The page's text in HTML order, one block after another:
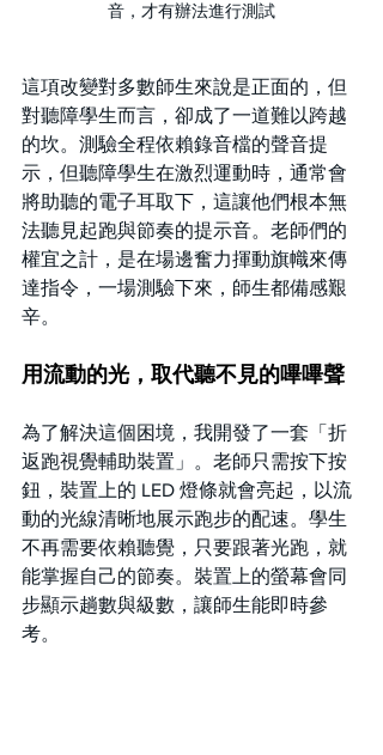
音，才有辦法進行測試
這項改變對多數師生來說是正面的，但
對聽障學生而言，卻成了一道難以跨越
的坎。測驗全程依賴錄音檔的聲音提
示，但聽障學生在激烈運動時，通常會
將助聽的電子耳取下，這讓他們根本無
法聽見起跑與節奏的提示音。老師們的
權宜之計，是在場邊奮力揮動旗幟來傳
達指令，一場測驗下來，師生都備感艱
辛。
用流動的光，取代聽不見的嗶嗶聲
為了解決這個困境，我開發了一套「折
返跑視覺輔助裝置」。老師只需按下按
鈕，裝置上的 LED 燈條就會亮起，以流
動的光線清晰地展示跑步的配速。學生
不再需要依賴聽覺，只要跟著光跑，就
能掌握自己的節奏。裝置上的螢幕會同
步顯示趟數與級數，讓師生能即時參
考。